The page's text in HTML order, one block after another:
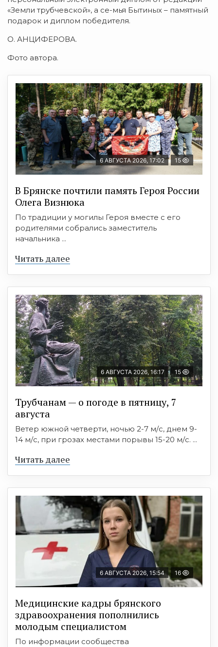
«Земли трубчевской», а се-мья Бытиных – па­мятный
подарок и диплом победителя.
О. АНЦИФЕРОВА.
Фото автора.
6 АВГУСТА 2026, 17:02 15
В Брянске почтили память Героя России
Олега Визнюка
По традиции у могилы Героя вместе с его
родителями собрались заместитель
начальника ...
Читать далее
6 АВГУСТА 2026, 16:17 15
Трубчанам — о погоде в пятницу, 7
августа
Ветер южной четверти, ночью 2-7 м/с, днем 9-
14 м/с, при грозах местами порывы 15-20 м/с. ...
Читать далее
6 АВГУСТА 2026, 15:54 16
Медицинские кадры брянского
здравоохранения пополнились
молодым специалистом
По информации сообщества